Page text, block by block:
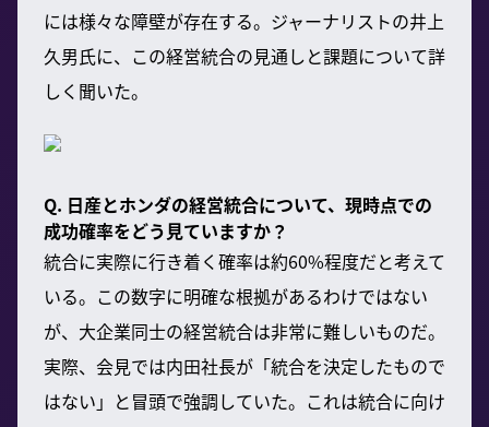
には様々な障壁が存在する。ジャーナリストの井上
久男氏に、この経営統合の見通しと課題について詳
しく聞いた。
Q. 日産とホンダの経営統合について、現時点での
成功確率をどう見ていますか？
統合に実際に行き着く確率は約60%程度だと考えて
いる。この数字に明確な根拠があるわけではない
が、大企業同士の経営統合は非常に難しいものだ。
実際、会見では内田社長が「統合を決定したもので
はない」と冒頭で強調していた。これは統合に向け